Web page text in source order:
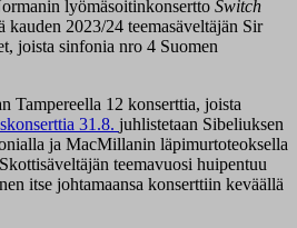
lyömäsoitinkonsertto Switch
kauden 2023/24 teemasäveltäjän Sir
joista sinfonia nro 4 Suomen
Tampereella 12 konserttia, joista
31.8. juhlistetaan Sibeliuksen
ja MacMillanin läpimurtoteoksella
teemavuosi huipentuu
itse johtamaansa konserttiin keväällä